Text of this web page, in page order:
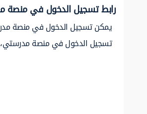
رابط تسجيل الدخول في منصة
يمكن تسجيل الدخول في منصة
تسجيل الدخول في منصة مدرستي،